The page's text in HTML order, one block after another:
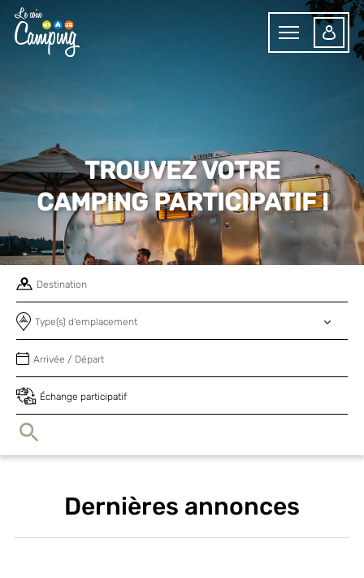
TROUVEZ VOTRE
CAMPING PARTICIPATIF !
Type(s) d'emplacement
Échange participatif
Dernières annonces